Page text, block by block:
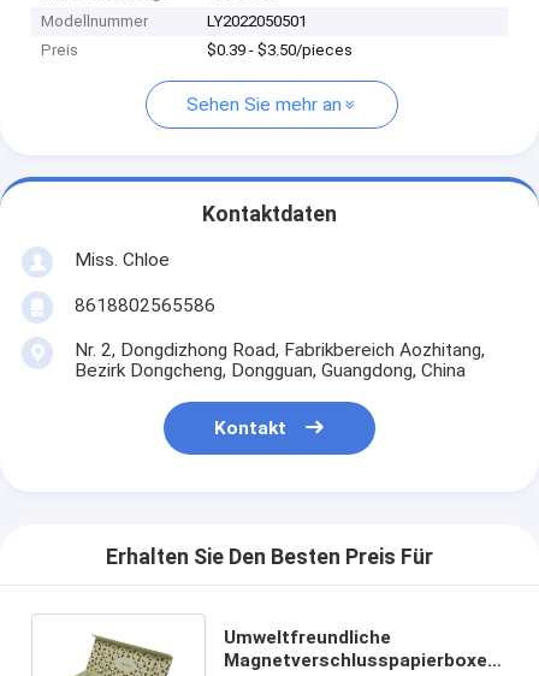
Modellnummer
LY2022050501
Preis
$0.39 - $3.50/pieces
Sehen Sie mehr an
Kontaktdaten
Miss. Chloe
8618802565586
Nr. 2, Dongdizhong Road, Fabrikbereich Aozhitang,
Bezirk Dongcheng, Dongguan, Guangdong, China
Kontakt
Erhalten Sie Den Besten Preis Für
Umweltfreundliche
Magnetverschlusspapierboxen